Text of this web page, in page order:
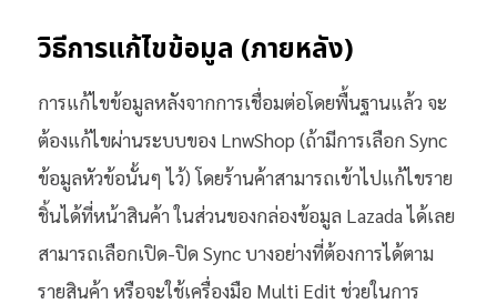
วิธีการแก้ไขข้อมูล (ภายหลัง)
การแก้ไขข้อมูลหลังจากการเชื่อมต่อโดยพื้นฐานแล้ว จะ
ต้องแก้ไขผ่านระบบของ LnwShop (ถ้ามีการเลือก Sync
ข้อมูลหัวข้อนั้นๆ ไว้) โดยร้านค้าสามารถเข้าไปแก้ไขราย
ชิ้นได้ที่หน้าสินค้า ในส่วนของกล่องข้อมูล Lazada ได้เลย
สามารถเลือกเปิด-ปิด Sync บางอย่างที่ต้องการได้ตาม
รายสินค้า หรือจะใช้เครื่องมือ Multi Edit ช่วยในการ